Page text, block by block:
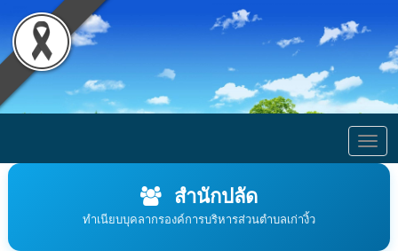
สำนักปลัด
ทำเนียบบุคลากรองค์การบริหารส่วนตำบลเก่างิ้ว